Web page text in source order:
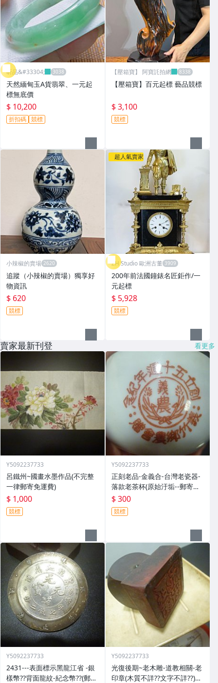
昕品&#33304;
天然緬甸玉A貨翡翠、一元起
標無底價
$ 10,200
折扣碼 競標
【壓箱寶】 阿寶託拍網
【壓箱寶】百元起標 藝品競標
$ 3,100
競標
小辣椒的賣場
追蹤（小辣椒的賣場）獨享好
物資訊
$ 620
競標
超人氣賣家
ZH Studio 歐洲古董
200年前法國鐘錶名匠鉅作/一
元起標
$ 5,928
競標
賣家最新刊登 看更多
Y5092237733
呂鐵州~國畫水墨作品(不完整
一律郵寄免運費)
$ 1,000
競標
Y5092237733
正刻老品-金義合-台灣老瓷器-
落款老茶杯(原始汙垢--郵寄免
運費)
$ 300
競標
Y5092237733
2431---表面標示黑龍江省 -銀
樣幣??背面龍紋-紀念幣??(郵寄
Y5092237733
光復後期~老木雕-道教相關-老
印章(木質不詳??文字不詳??)歷